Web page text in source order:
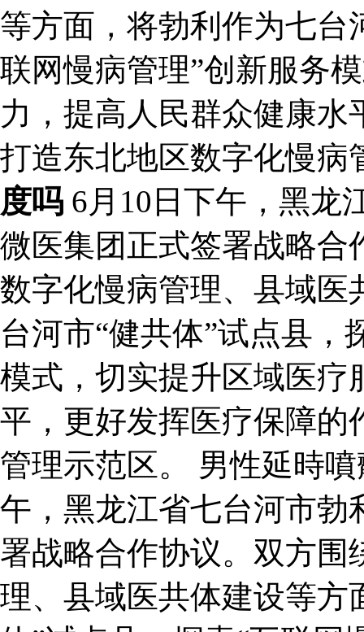
等方面，将勃利作为七台
联网慢病管理”创新服务
力，提高人民群众健康
打造东北地区数字化慢
度吗 6月10日下午，黑龙
微医集团正式签署战略合
数字化慢病管理、县域医
台河市“健共体”试点县，
模式，切实提升区域医疗
平，更好发挥医疗保障的
管理示范区。 男性延時
午，黑龙江省七台河市勃
署战略合作协议。双方围
理、县域医共体建设等方